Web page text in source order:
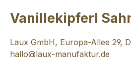
Vanillekipferl
Laux GmbH, Europa-Allee 29,
hallo@laux-manufaktur.de